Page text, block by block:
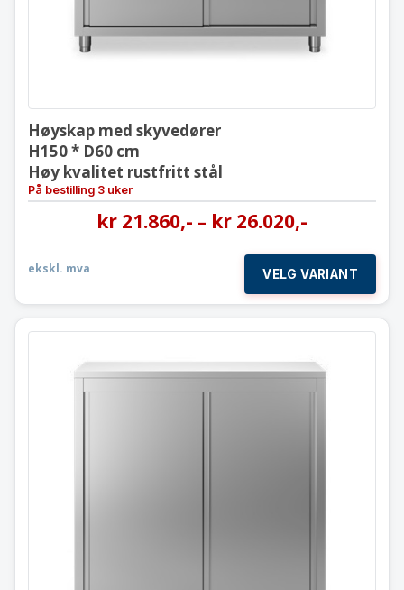
Høyskap med skyvedører
H150 * D60 cm
Høy kvalitet rustfritt stål
På bestilling 3 uker
kr 21.860,- – kr 26.020,-
ekskl. mva VELG VARIANT